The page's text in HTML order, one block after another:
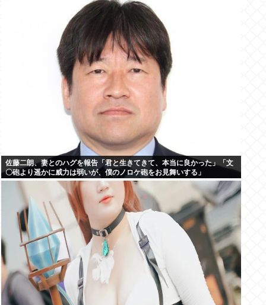
佐藤二朗、妻とのハグを報告「君と生きてきて、本当に良かった」「文
〇砲より遥かに威力は弱いが、僕のノロケ砲をお見舞いする」